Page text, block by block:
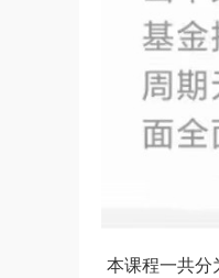
本课程一共分